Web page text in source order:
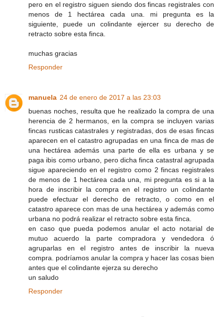
pero en el registro siguen siendo dos fincas registrales con
menos de 1 hectárea cada una. mi pregunta es la
siguiente, puede un colindante ejercer su derecho de
retracto sobre esta finca.
muchas gracias
Responder
manuela 24 de enero de 2017 a las 23:03
buenas noches, resulta que he realizado la compra de una
herencia de 2 hermanos, en la compra se incluyen varias
fincas rusticas catastrales y registradas, dos de esas fincas
aparecen en el catastro agrupadas en una finca de mas de
una hectárea además una parte de ella es urbana y se
paga ibis como urbano, pero dicha finca catastral agrupada
sigue apareciendo en el registro como 2 fincas registrales
de menos de 1 hectárea cada una, mi pregunta es si a la
hora de inscribir la compra en el registro un colindante
puede efectuar el derecho de retracto, o como en el
catastro aparece con mas de una hectárea y además como
urbana no podrá realizar el retracto sobre esta finca.
en caso que pueda podemos anular el acto notarial de
mutuo acuerdo la parte compradora y vendedora ó
agruparlas en el registro antes de inscribir la nueva
compra. podríamos anular la compra y hacer las cosas bien
antes que el colindante ejerza su derecho
un saludo
Responder